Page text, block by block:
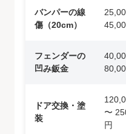
バンパーの線
傷（20cm）
フェンダーの
凹み鈑金
ドア交換・塗
装
〜
円